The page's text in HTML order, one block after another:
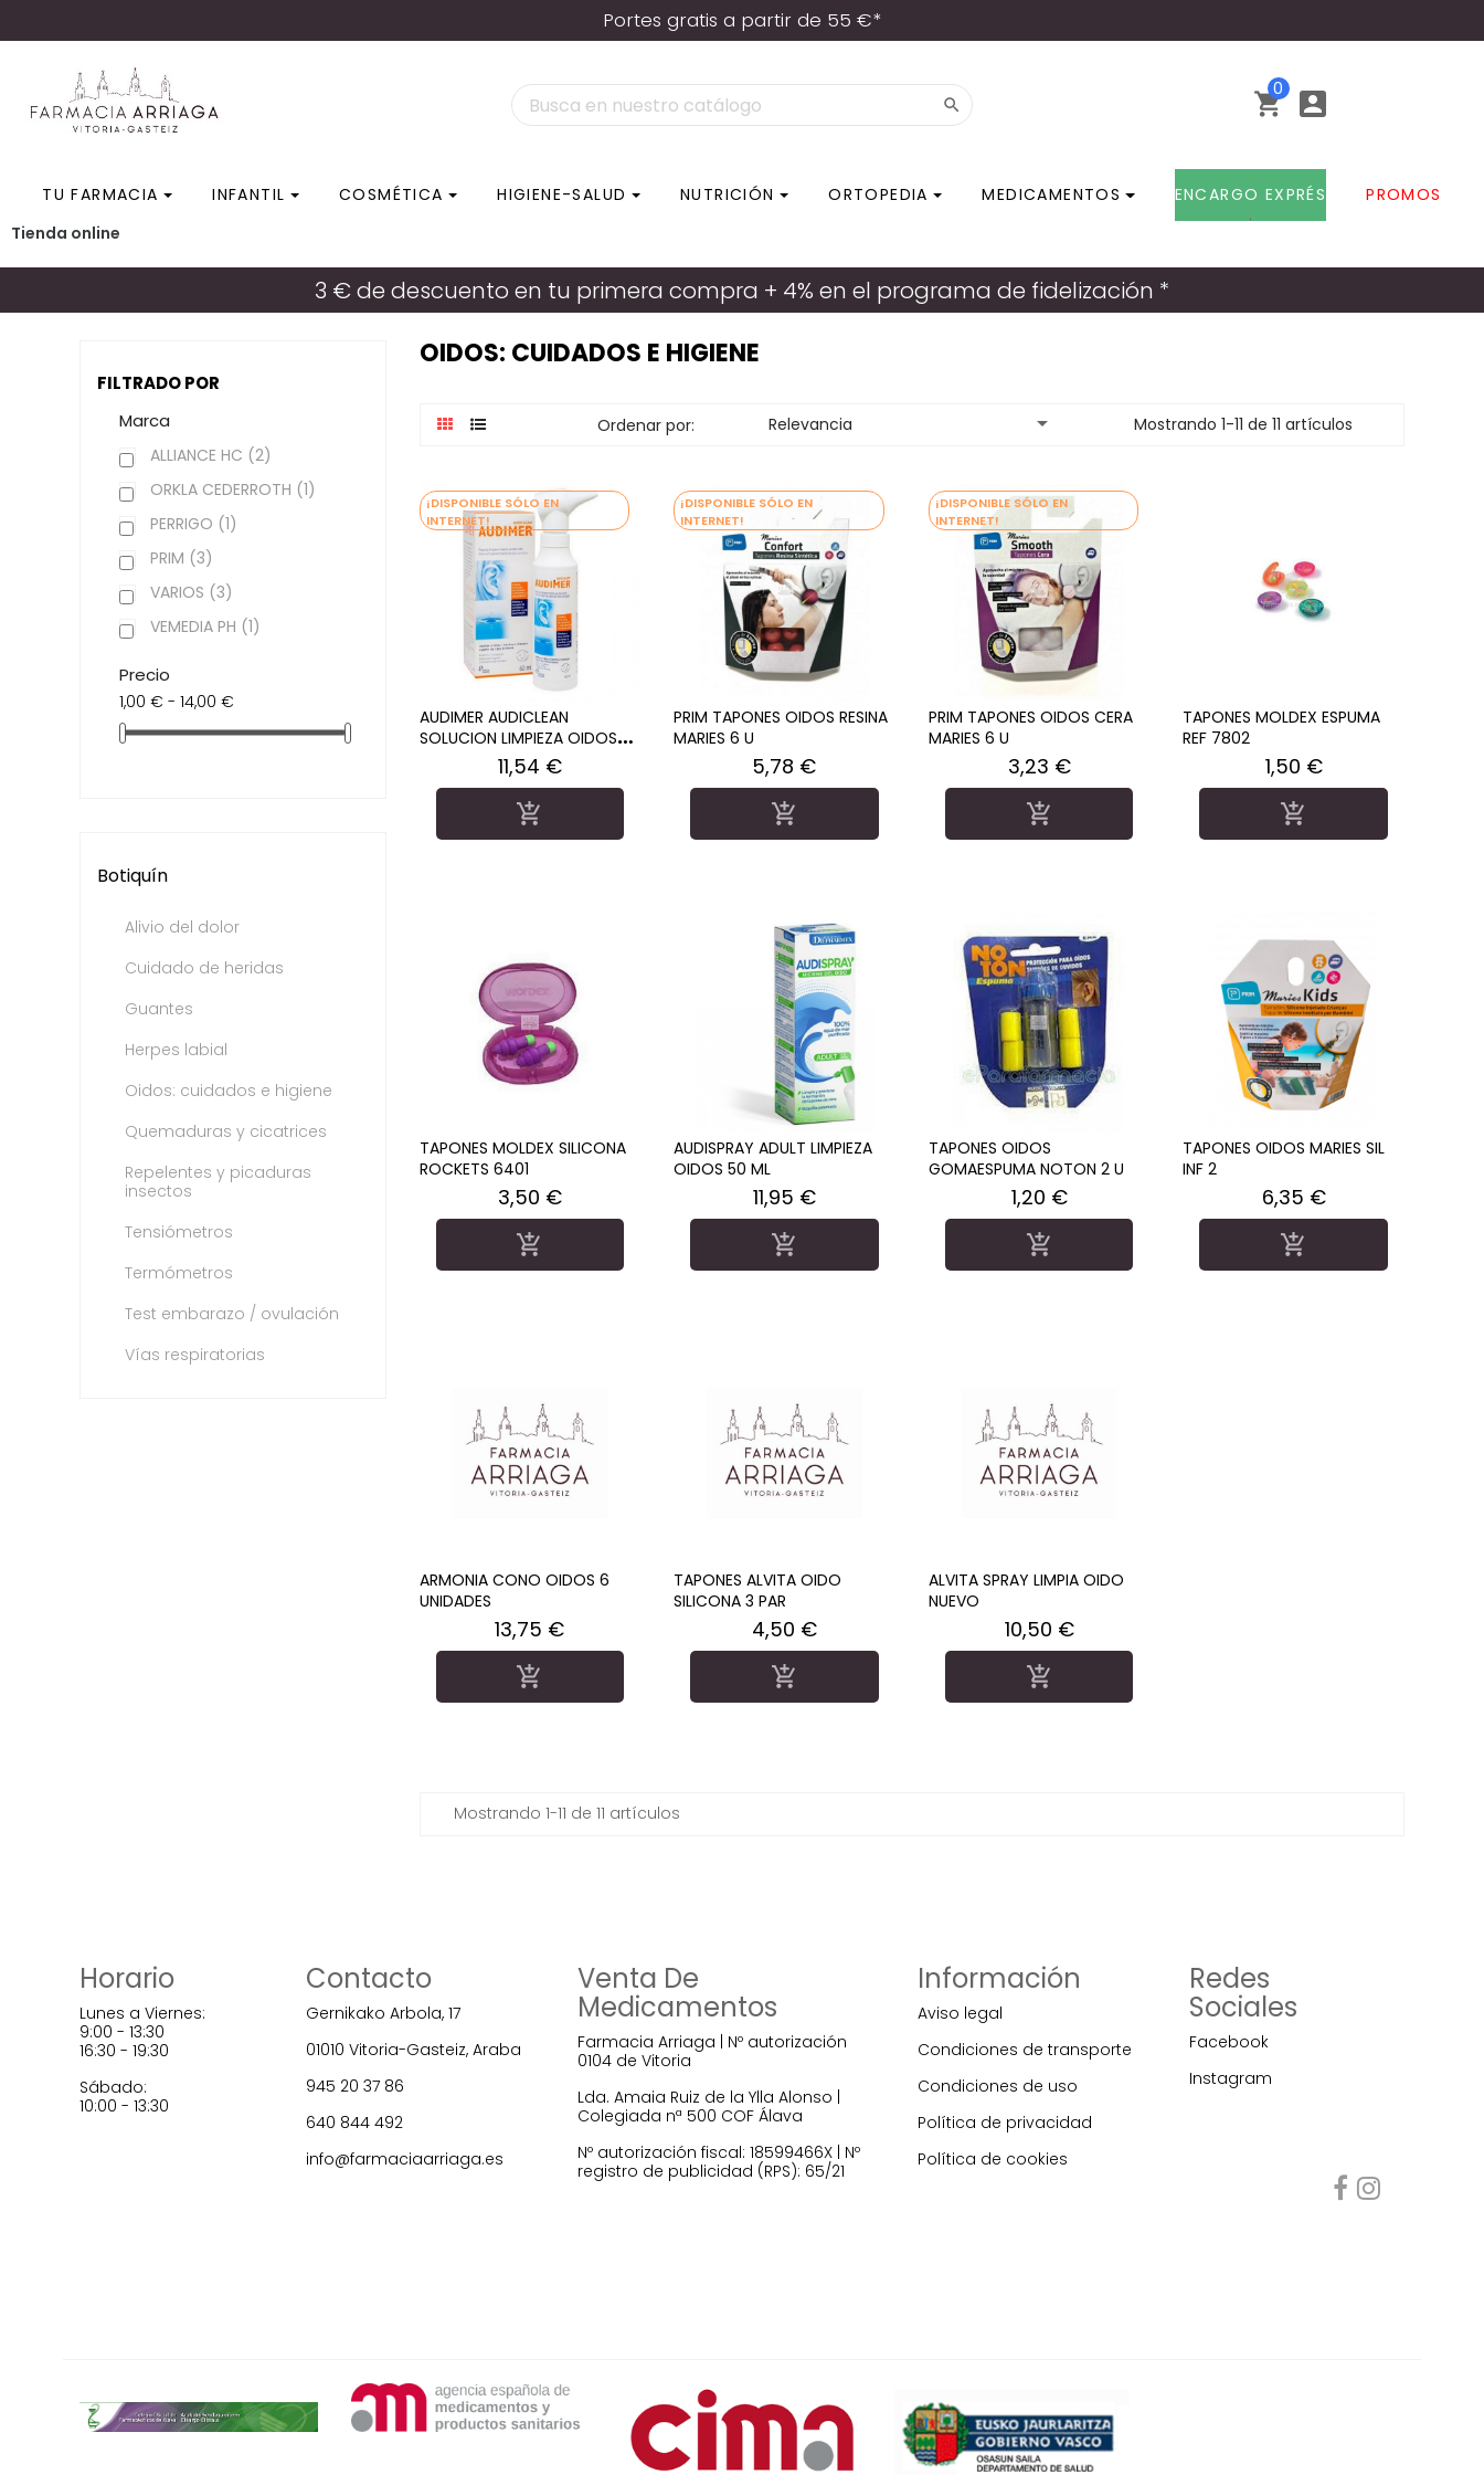
Portes gratis a partir de 55 €*
 
0 
TU FARMACIA INFANTIL COSMÉTICA HIGIENE-SALUD NUTRICIÓN ORTOPEDIA MEDICAMENTOS ENCARGO EXPRÉS
PROMOS
Tienda online
3 € de descuento en tu primera compra + 4% en el programa de fidelización *
FILTRADO POR
Marca
ALLIANCE HC (2)
ORKLA CEDERROTH (1)
PERRIGO (1)
PRIM (3)
VARIOS (3)
VEMEDIA PH (1)
Precio
1,00 € - 14,00 €
Botiquín
Alivio del dolor
Cuidado de heridas
Guantes
Herpes labial
Oidos: cuidados e higiene
Quemaduras y cicatrices
Repelentes y picaduras
insectos
Tensiómetros
Termómetros
Test embarazo / ovulación
Vías respiratorias
OIDOS: CUIDADOS E HIGIENE
Ordenar por: Relevancia  Mostrando 1-11 de 11 artículos
¡DISPONIBLE SÓLO EN
INTERNET!
AUDIMER AUDICLEAN
SOLUCION LIMPIEZA OIDOS
Precio
11,54 €

¡DISPONIBLE SÓLO EN
INTERNET!
PRIM TAPONES OIDOS RESINA
MARIES 6 U
Precio
5,78 €

¡DISPONIBLE SÓLO EN
INTERNET!
PRIM TAPONES OIDOS CERA
MARIES 6 U
Precio
3,23 €

TAPONES MOLDEX ESPUMA
REF 7802
Precio
1,50 €

TAPONES MOLDEX SILICONA
ROCKETS 6401
Precio
3,50 €

AUDISPRAY ADULT LIMPIEZA
OIDOS 50 ML
Precio
11,95 €

TAPONES OIDOS
GOMAESPUMA NOTON 2 U
Precio
1,20 €

TAPONES OIDOS MARIES SIL
INF 2
Precio
6,35 €

ARMONIA CONO OIDOS 6
UNIDADES
Precio
13,75 €

TAPONES ALVITA OIDO
SILICONA 3 PAR
Precio
4,50 €

ALVITA SPRAY LIMPIA OIDO
NUEVO
Precio
10,50 €

Mostrando 1-11 de 11 artículos
Horario
Lunes a Viernes:
9:00 - 13:30
16:30 - 19:30
Sábado:
10:00 - 13:30
Contacto
Gernikako Arbola, 17
01010 Vitoria-Gasteiz, Araba
945 20 37 86
640 844 492
info@farmaciaarriaga.es
Venta De
Medicamentos
Farmacia Arriaga | Nº autorización
0104 de Vitoria
Lda. Amaia Ruiz de la Ylla Alonso |
Colegiada nª 500 COF Álava
Nº autorización fiscal: 18599466X | Nº
registro de publicidad (RPS): 65/21
Información
Aviso legal
Condiciones de transporte
Condiciones de uso
Política de privacidad
Política de cookies
Redes
Sociales
Facebook
Instagram